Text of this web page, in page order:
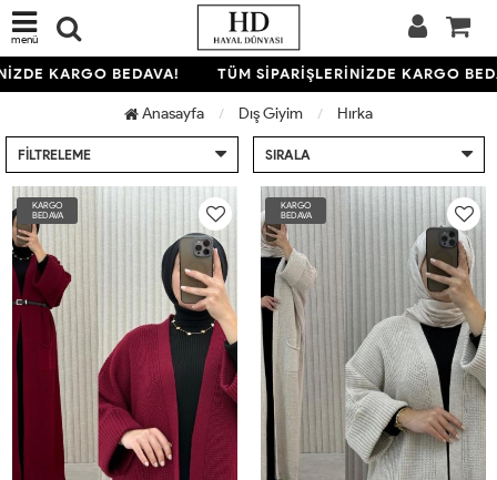
menü
KARGO BEDAVA! TÜM SİPARİŞLERİNİZDE KARGO
Anasayfa Dış Giyim Hırka
FILTRELEME SIRALA
KARGO
BEDAVA
KARGO
BEDAVA